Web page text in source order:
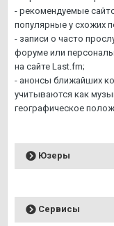
- рекомендуемые
популярные у схожих
- записи о часто
форуме или
на сайте Last.fm;
- анонсы ближайших
учитываются как
географическое
Юзеры
Сервисы